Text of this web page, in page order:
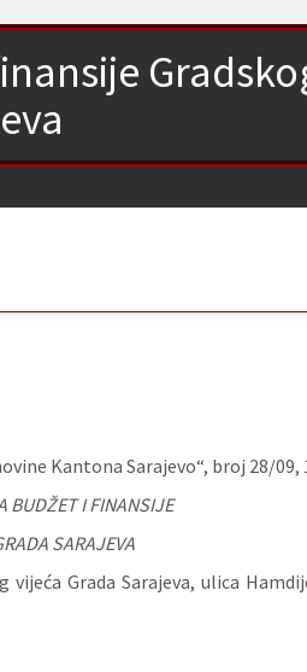
Kantona Sarajevo“, broj 28/
BUDŽET I FINANSIJE
SARAJEVA
vijeća Grada Sarajeva, ulica